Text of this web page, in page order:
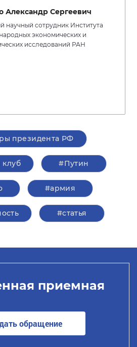
Александр Сергеевич
научный сотрудник Института
экономических и
исследований РАН
президента РФ
#Путин
#армия
#статья
приемная
обращение